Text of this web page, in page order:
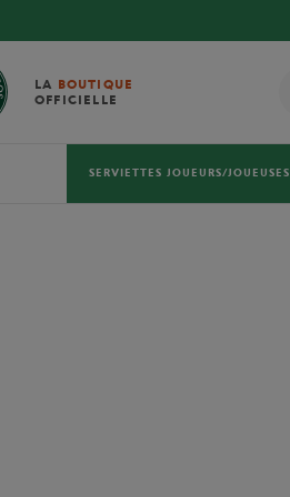
LA BOUTIQUE
OFFICIELLE
SERVIETTES JOUEURS/JOUEUSES